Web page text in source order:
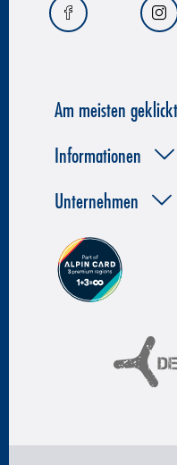
Am meisten geklickt
Informationen
Unternehmen